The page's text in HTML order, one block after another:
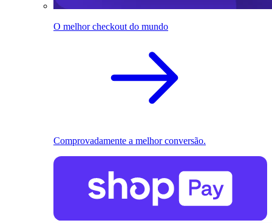
O melhor checkout do mundo
Comprovadamente a melhor conversão.